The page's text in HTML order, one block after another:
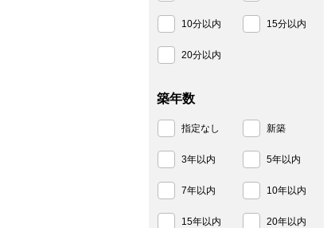
10分以内 15分以内
20分以内
築年数
指定なし 新築
3年以内 5年以内
7年以内 10年以内
15年以内 20年以内